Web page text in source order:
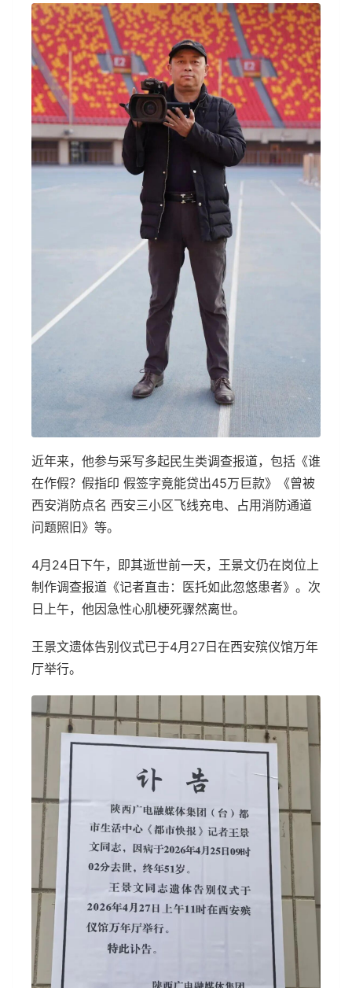
近年来，他参与采写多起民生类调查报道，包括《谁
在作假？假指印 假签字竟能贷出45万巨款》《曾被
西安消防点名 西安三小区飞线充电、占用消防通道
问题照旧》等。
4月24日下午，即其逝世前一天，王景文仍在岗位上
制作调查报道《记者直击：医托如此忽悠患者》。次
日上午，他因急性心肌梗死骤然离世。
王景文遗体告别仪式已于4月27日在西安殡仪馆万年
厅举行。